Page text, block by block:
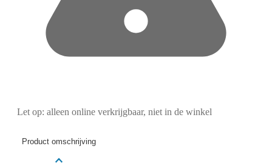
Let op: alleen online verkrijgbaar, niet in de winkel
Product omschrijving